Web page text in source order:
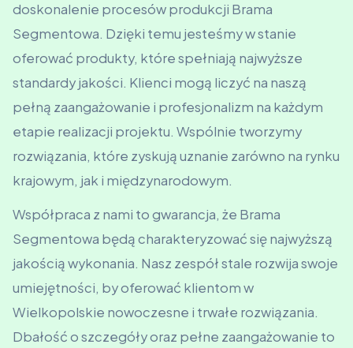
doskonalenie procesów produkcji Brama
Segmentowa. Dzięki temu jesteśmy w stanie
oferować produkty, które spełniają najwyższe
standardy jakości. Klienci mogą liczyć na naszą
pełną zaangażowanie i profesjonalizm na każdym
etapie realizacji projektu. Wspólnie tworzymy
rozwiązania, które zyskują uznanie zarówno na rynku
krajowym, jak i międzynarodowym.
Współpraca z nami to gwarancja, że Brama
Segmentowa będą charakteryzować się najwyższą
jakością wykonania. Nasz zespół stale rozwija swoje
umiejętności, by oferować klientom w
Wielkopolskie nowoczesne i trwałe rozwiązania.
Dbałość o szczegóły oraz pełne zaangażowanie to